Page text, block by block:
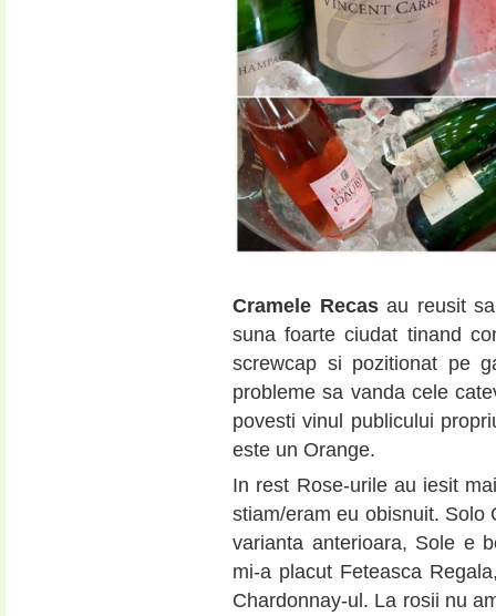
Cramele Recasau reusit sa
suna foarte ciudat tinand
screwcap si pozitionat pe
probleme sa vanda cele
povesti vinul publicului
este un Orange.
In rest Rose-urile au iesit
stiam/eram eu obisnuit. Solo
varianta anterioara, Sole e
mi-a placut Feteasca
Chardonnay-ul. La rosii nu